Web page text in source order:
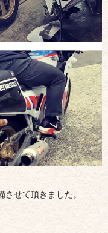
させて頂きました。